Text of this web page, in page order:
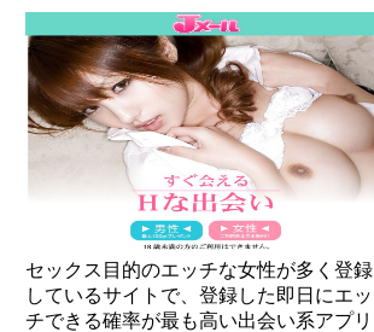
セックス目的のエッチな女性が多く登録
しているサイトで、登録した即日にエッ
チできる確率が最も高い出会い系アプリ